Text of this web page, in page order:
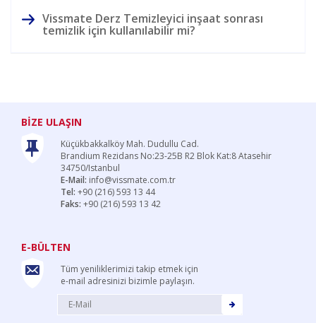
Vissmate Derz Temizleyici inşaat sonrası
temizlik için kullanılabilir mi?
BİZE ULAŞIN
Küçükbakkalköy Mah. Dudullu Cad.
Brandium Rezidans No:23-25B R2 Blok Kat:8 Atasehir
34750/Istanbul
E-Mail: info@vissmate.com.tr
Tel: +90 (216) 593 13 44
Faks: +90 (216) 593 13 42
E-BÜLTEN
Tüm yeniliklerimizi takip etmek için
e-mail adresinizi bizimle paylaşın.